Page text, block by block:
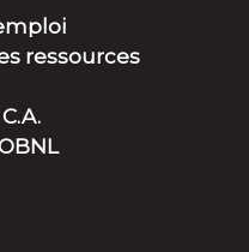
ressources